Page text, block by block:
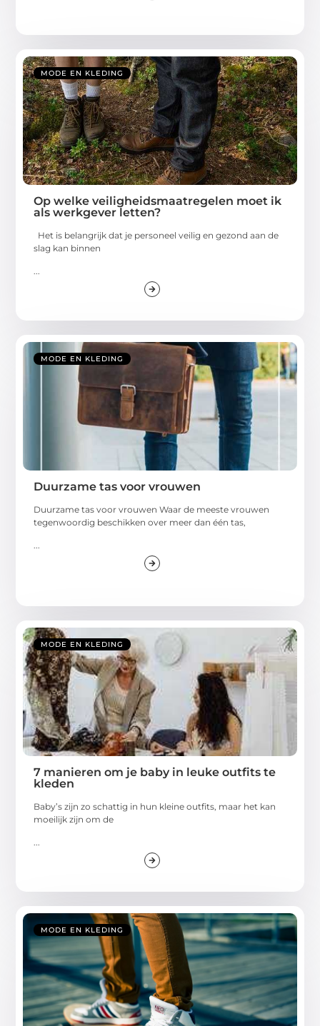
MODE EN KLEDING
Op welke veiligheidsmaatregelen moet ik
als werkgever letten?
Het is belangrijk dat je personeel veilig en gezond aan de
slag kan binnen
...
MODE EN KLEDING
Duurzame tas voor vrouwen
Duurzame tas voor vrouwen Waar de meeste vrouwen
tegenwoordig beschikken over meer dan één tas,
...
MODE EN KLEDING
7 manieren om je baby in leuke outfits te
kleden
Baby’s zijn zo schattig in hun kleine outfits, maar het kan
moeilijk zijn om de
...
MODE EN KLEDING